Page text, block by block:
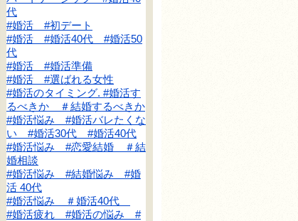
代
#婚活 #初デート
#婚活 #婚活40代 #婚活50
代
#婚活 #婚活準備
#婚活 #選ばれる女性
#婚活のタイミング. #婚活す
るべきか ＃結婚するべきか
#婚活悩み #婚活バレたくな
い #婚活30代 #婚活40代
#婚活悩み #恋愛結婚 ＃結
婚相談
#婚活悩み #結婚悩み #婚
活 40代
#婚活悩み ＃婚活40代
#婚活疲れ #婚活の悩み #